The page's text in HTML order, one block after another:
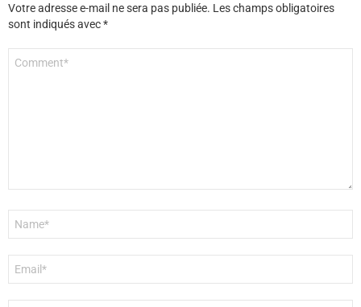
Votre adresse e-mail ne sera pas publiée. Les champs obligatoires
sont indiqués avec*
mail
*